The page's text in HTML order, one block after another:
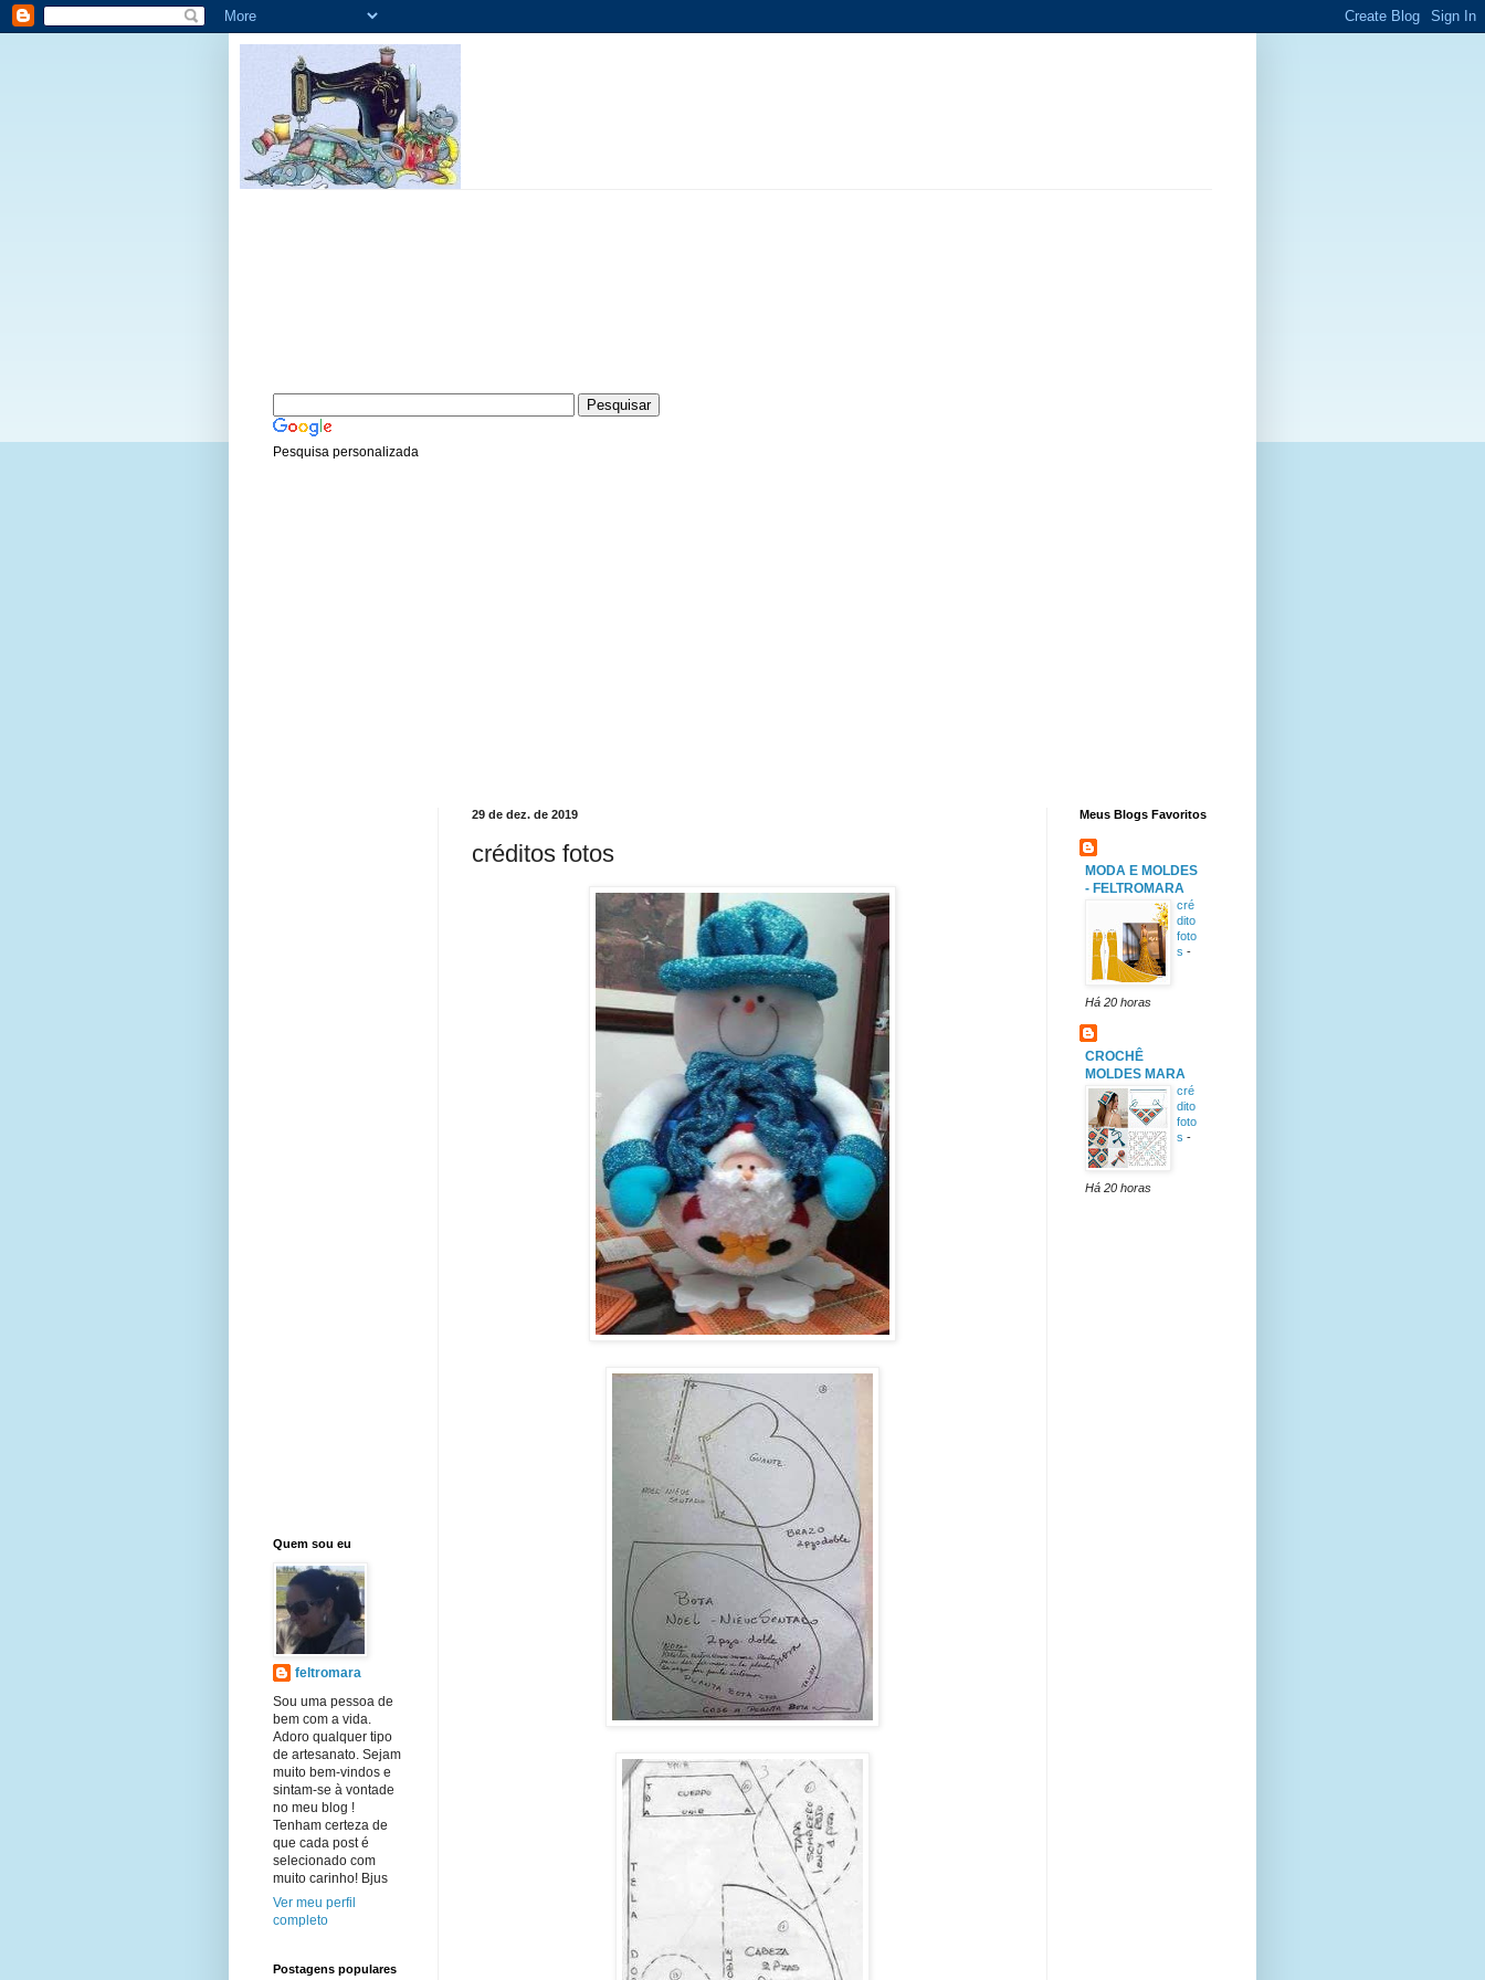
Pesquisa personalizada
29 de dez. de 2019
créditos fotos
Quem sou eu
feltromara
Sou uma pessoa de
bem com a vida.
Adoro qualquer tipo
de artesanato. Sejam
muito bem-vindos e
sintam-se à vontade
no meu blog !
Tenham certeza de
que cada post é
selecionado com
muito carinho! Bjus
Ver meu perfil
completo
Postagens populares
Meus Blogs Favoritos
MODA E MOLDES
- FELTROMARA
cré
dito
foto
s -
Há 20 horas
CROCHÊ
MOLDES MARA
cré
dito
foto
s -
Há 20 horas